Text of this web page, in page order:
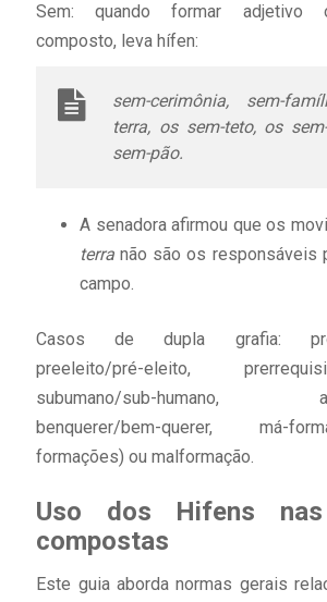
Sem: quando formar adjetivo
composto, leva hífen:
sem-cerimônia, sem-
terra, os sem-teto, os
sem-pão.
A senadora afirmou que os
terra não são os responsáveis
campo.
Casos de dupla grafia:
preeleito/pré-eleito,
subumano/sub-humano,
benquerer/bem-querer, má-
formações) ou malformação.
Uso dos Hifens nas
compostas
Este guia aborda normas gerais